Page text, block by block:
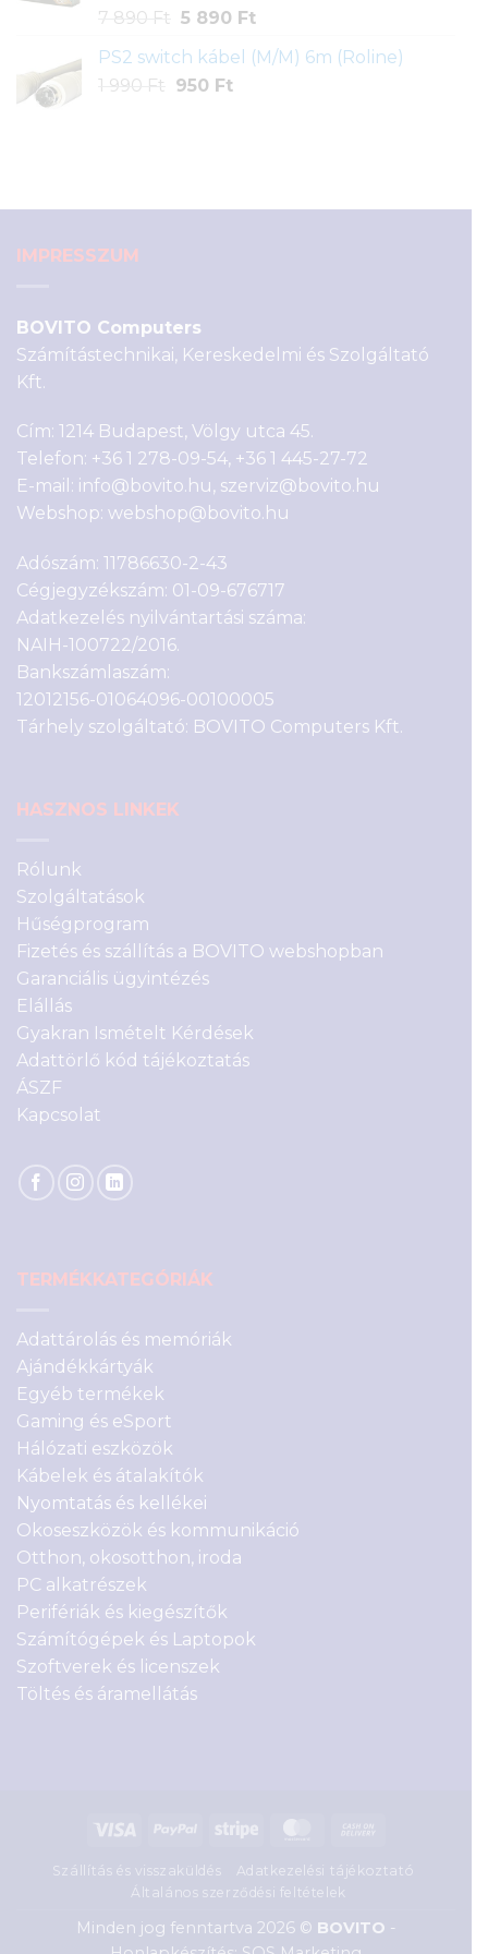
7 890 Ft Original
was:
7
5 890 FtCurrent
is:
PS2 switch kábel (M/M) 6m (Roline)
1 990 Ft
Original
950 FtCurrent
IMPRESSZUM
BOVITO Computers
Számítástechnikai, Kereskedelmi és Szolgáltató
Kft.
Cím: 1214 Budapest, Völgy utca 45.
Telefon: +36 1 278-09-54, +36 1 445-27-72
E-mail: info@bovito.hu, szerviz@bovito.hu
Webshop: webshop@bovito.hu
Adószám: 11786630-2-43
Cégjegyzékszám: 01-09-676717
Adatkezelés nyilvántartási száma:
NAIH-100722/2016.
Bankszámlaszám:
12012156-01064096-00100005
Tárhely szolgáltató: BOVITO Computers Kft.
HASZNOS LINKEK
Rólunk
Szolgáltatások
Hűségprogram
Fizetés és szállítás a BOVITO webshopban
Garanciális ügyintézés
Elállás
Gyakran Ismételt Kérdések
Adattörlő kód tájékoztatás
ÁSZF
Kapcsolat
TERMÉKKATEGÓRIÁK
Adattárolás és memóriák
Ajándékkártyák
Egyéb termékek
Gaming és eSport
Hálózati eszközök
Kábelek és átalakítók
Nyomtatás és kellékei
Okoseszközök és kommunikáció
Otthon, okosotthon, iroda
PC alkatrészek
Perifériák és kiegészítők
Számítógépek és Laptopok
Szoftverek és licenszek
Töltés és áramellátás
Visa PayPal Stripe MasterCard
Delivery
Szállítás és visszaküldés
Adatkezelési tájékoztató
Általános szerződési feltételek
Minden jog fenntartva 2026 © BOVITO -